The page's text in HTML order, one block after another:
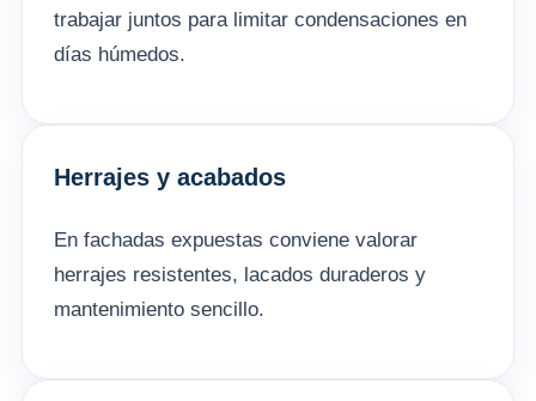
trabajar juntos para limitar condensaciones en
días húmedos.
Herrajes y acabados
En fachadas expuestas conviene valorar
herrajes resistentes, lacados duraderos y
mantenimiento sencillo.